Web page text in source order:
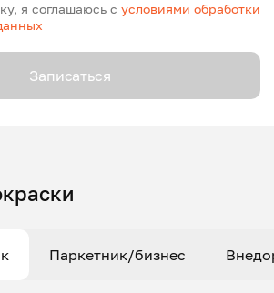
я соглашаюсь с условиями обработки
Записаться
Паркетник/бизнес